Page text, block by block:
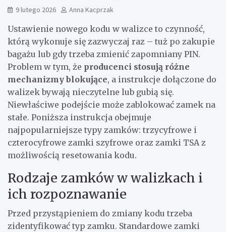
9 lutego 2026 Anna Kacprzak
Ustawienie nowego kodu w walizce to czynność,
którą wykonuje się zazwyczaj raz – tuż po zakupie
bagażu lub gdy trzeba zmienić zapomniany PIN.
Problem w tym, że producenci stosują różne
mechanizmy blokujące, a instrukcje dołączone do
walizek bywają nieczytelne lub gubią się.
Niewłaściwe podejście może zablokować zamek na
stałe. Poniższa instrukcja obejmuje
najpopularniejsze typy zamków: trzycyfrowe i
czterocyfrowe zamki szyfrowe oraz zamki TSA z
możliwością resetowania kodu.
Rodzaje zamków w walizkach i
ich rozpoznawanie
Przed przystąpieniem do zmiany kodu trzeba
zidentyfikować typ zamku. Standardowe zamki